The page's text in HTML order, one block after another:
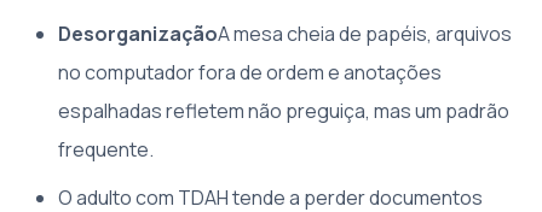
DesorganizaçãoA mesa cheia de papéis, arquivos
no computador fora de ordem e anotações
espalhadas refletem não preguiça, mas um padrão
frequente.
O adulto com TDAH tende a perder documentos